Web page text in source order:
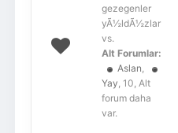
gezegenler
yÃ½ldÃ½zlar
vs.
Alt Forumlar:
Aslan,
Yay, 10, Alt
forum daha
var.